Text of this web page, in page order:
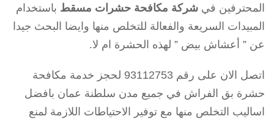
المحترفين في شركة مكافحة حشرات مسقط باستخدام
المبيدات السريعة والفعالة للتخلص منها وايضا البحث جيدا
عن ” أعشاش بيض ” لهذه الحشرة ام لا.
اتصل الان على رقم 93112753 لحجز خدمة مكافحة
حشرة بق الفراش في جميع مدن سلطنة عمان بافضل
اساليب التخلص منها مع توفير الاحتياطات اللازمة لمنع